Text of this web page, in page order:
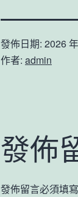
發佈日期: 2026
作者: admin
發佈
發佈留言必須填